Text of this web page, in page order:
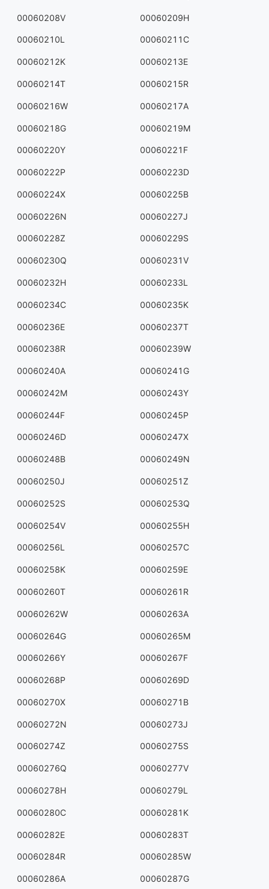
00060208V 00060209H
00060210L 00060211C
00060212K 00060213E
00060214T 00060215R
00060216W 00060217A
00060218G 00060219M
00060220Y 00060221F
00060222P 00060223D
00060224X 00060225B
00060226N 00060227J
00060228Z 00060229S
00060230Q 00060231V
00060232H 00060233L
00060234C 00060235K
00060236E 00060237T
00060238R 00060239W
00060240A 00060241G
00060242M 00060243Y
00060244F 00060245P
00060246D 00060247X
00060248B 00060249N
00060250J 00060251Z
00060252S 00060253Q
00060254V 00060255H
00060256L 00060257C
00060258K 00060259E
00060260T 00060261R
00060262W 00060263A
00060264G 00060265M
00060266Y 00060267F
00060268P 00060269D
00060270X 00060271B
00060272N 00060273J
00060274Z 00060275S
00060276Q 00060277V
00060278H 00060279L
00060280C 00060281K
00060282E 00060283T
00060284R 00060285W
00060286A 00060287G